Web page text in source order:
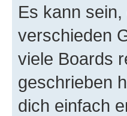
Es kann
verschieden
viele Boards
geschrieben
dich einfach